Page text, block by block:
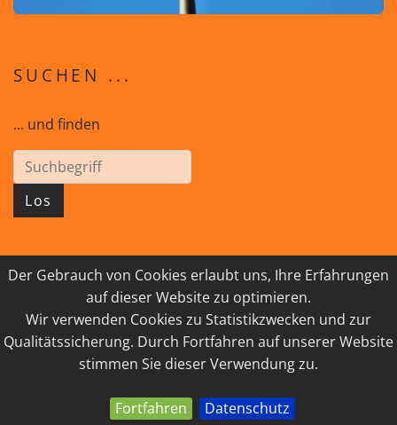
Der Gebrauch von Cookies erlaubt uns, Ihre Erfahrungen
auf dieser Website zu optimieren.
Wir verwenden Cookies zu Statistikzwecken und zur
Qualitätssicherung. Durch Fortfahren auf unserer Website
stimmen Sie dieser Verwendung zu.
Fortfahren Datenschutz
SUCHEN ...
... und finden
Los
© 2026 GEISTreich - Diözese Innsbruck
IMPRESSUM
LINKSAMMLUNG
DATENSCHUTZ
KONTAKT
powered by webEdition CMS